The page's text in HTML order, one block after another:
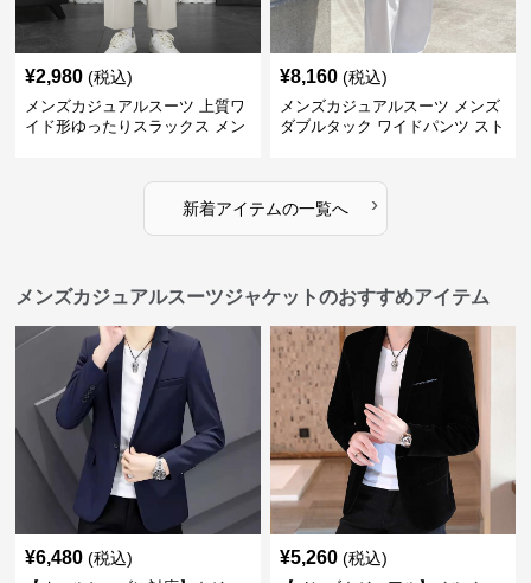
¥2,980 (税込)
メンズカジュアルスーツ 上質ワ
イド形ゆったりスラックス メン
¥8,160 (税込)
メンズカジュアルスーツ メンズ
ダブルタック ワイドパンツ スト
新着アイテムの一覧へ ›
メンズカジュアルスーツジャケットのおすすめアイテム
¥6,480 (税込) ¥5,260 (税込)